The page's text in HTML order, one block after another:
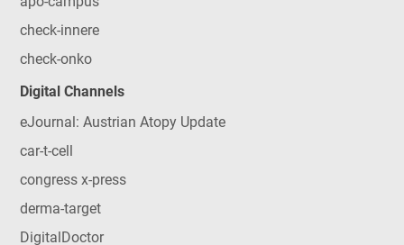
check-innere
check-onko
Digital Channels
eJournal: Austrian Atopy Update
car-t-cell
congress x-press
derma-target
DigitalDoctor